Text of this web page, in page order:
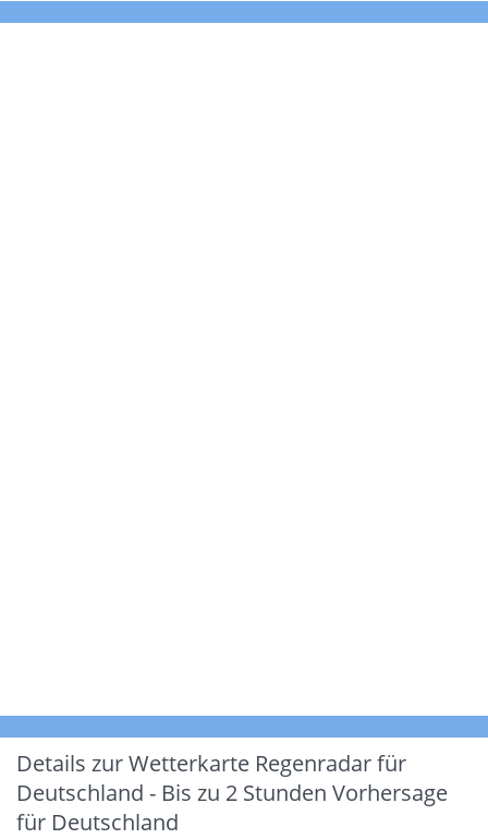
Details zur Wetterkarte Regenradar für
Deutschland - Bis zu 2 Stunden Vorhersage
für Deutschland